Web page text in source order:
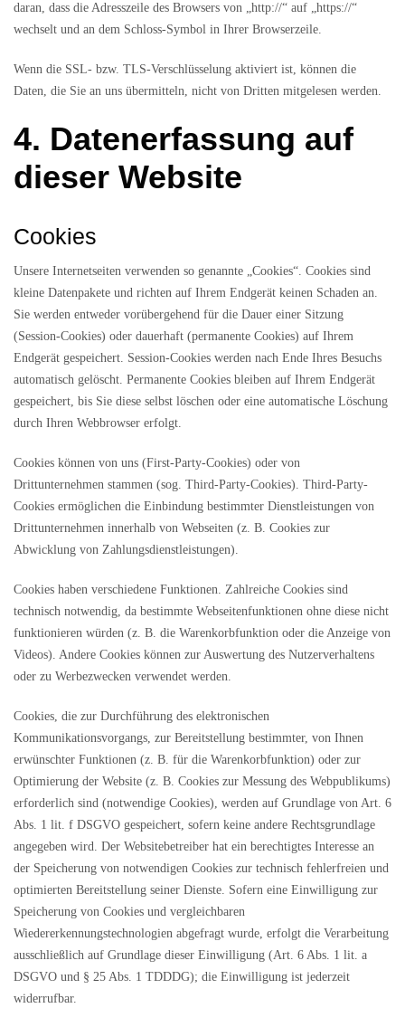
daran, dass die Adresszeile des Browsers von „http://“ auf „https://“
wechselt und an dem Schloss-Symbol in Ihrer Browserzeile.
Wenn die SSL- bzw. TLS-Verschlüsselung aktiviert ist, können die
Daten, die Sie an uns übermitteln, nicht von Dritten mitgelesen werden.
4. Datenerfassung auf
dieser Website
Cookies
Unsere Internetseiten verwenden so genannte „Cookies“. Cookies sind
kleine Datenpakete und richten auf Ihrem Endgerät keinen Schaden an.
Sie werden entweder vorübergehend für die Dauer einer Sitzung
(Session-Cookies) oder dauerhaft (permanente Cookies) auf Ihrem
Endgerät gespeichert. Session-Cookies werden nach Ende Ihres Besuchs
automatisch gelöscht. Permanente Cookies bleiben auf Ihrem Endgerät
gespeichert, bis Sie diese selbst löschen oder eine automatische Löschung
durch Ihren Webbrowser erfolgt.
Cookies können von uns (First-Party-Cookies) oder von
Drittunternehmen stammen (sog. Third-Party-Cookies). Third-Party-
Cookies ermöglichen die Einbindung bestimmter Dienstleistungen von
Drittunternehmen innerhalb von Webseiten (z. B. Cookies zur
Abwicklung von Zahlungsdienstleistungen).
Cookies haben verschiedene Funktionen. Zahlreiche Cookies sind
technisch notwendig, da bestimmte Webseitenfunktionen ohne diese nicht
funktionieren würden (z. B. die Warenkorbfunktion oder die Anzeige von
Videos). Andere Cookies können zur Auswertung des Nutzerverhaltens
oder zu Werbezwecken verwendet werden.
Cookies, die zur Durchführung des elektronischen
Kommunikationsvorgangs, zur Bereitstellung bestimmter, von Ihnen
erwünschter Funktionen (z. B. für die Warenkorbfunktion) oder zur
Optimierung der Website (z. B. Cookies zur Messung des Webpublikums)
erforderlich sind (notwendige Cookies), werden auf Grundlage von Art. 6
Abs. 1 lit. f DSGVO gespeichert, sofern keine andere Rechtsgrundlage
angegeben wird. Der Websitebetreiber hat ein berechtigtes Interesse an
der Speicherung von notwendigen Cookies zur technisch fehlerfreien und
optimierten Bereitstellung seiner Dienste. Sofern eine Einwilligung zur
Speicherung von Cookies und vergleichbaren
Wiedererkennungstechnologien abgefragt wurde, erfolgt die Verarbeitung
ausschließlich auf Grundlage dieser Einwilligung (Art. 6 Abs. 1 lit. a
DSGVO und § 25 Abs. 1 TDDDG); die Einwilligung ist jederzeit
widerrufbar.